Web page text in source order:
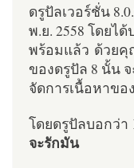
ดรูปัลเวอร์ชั่น
พ.ย. 2558 โดยไ
พร้อมแล้ว ด้วย
ของดรูปัล 8 นั้น
จัดการเนื้อหาข
โดยดรูปัลบอกว่า
จะรักมัน